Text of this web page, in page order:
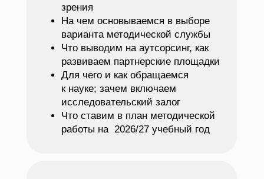
зрения
На чем основываемся в выборе
варианта методической службы
Что выводим на аутсорсинг, как
развиваем партнерские площадки
Для чего и как обращаемся
к науке; зачем включаем
исследовательский залог
Что ставим в план методической
работы на 2026/27 учебный год